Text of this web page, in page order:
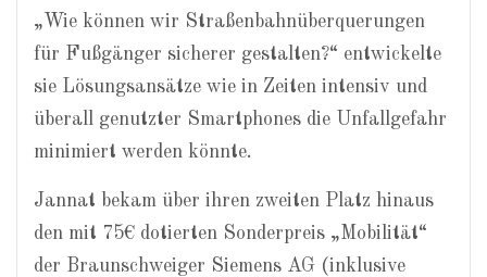
„Wie können wir Straßenbahnüberquerungen
für Fußgänger sicherer gestalten?“ entwickelte
sie Lösungsansätze wie in Zeiten intensiv und
überall genutzter Smartphones die Unfallgefahr
minimiert werden könnte.
Jannat bekam über ihren zweiten Platz hinaus
den mit 75€ dotierten Sonderpreis „Mobilität“
der Braunschweiger Siemens AG (inklusive